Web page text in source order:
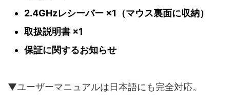
2.4GHzレシーバー ×1（マウス裏面に収納）
取扱説明書 ×1
保証に関するお知らせ
▼ユーザーマニュアルは日本語にも完全対応。